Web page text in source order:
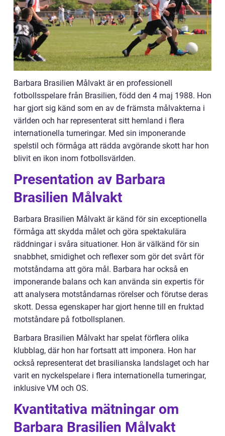
Barbara Brasilien Målvakt är en professionell
fotbollsspelare från Brasilien, född den 4 maj 1988. Hon
har gjort sig känd som en av de främsta målvakterna i
världen och har representerat sitt hemland i flera
internationella turneringar. Med sin imponerande
spelstil och förmåga att rädda avgörande skott har hon
blivit en ikon inom fotbollsvärlden.
Presentation av Barbara
Brasilien Målvakt
Barbara Brasilien Målvakt är känd för sin exceptionella
förmåga att skydda målet och göra spektakulära
räddningar i svåra situationer. Hon är välkänd för sin
snabbhet, smidighet och reflexer som gör det svårt för
motståndarna att göra mål. Barbara har också en
imponerande balans och kan använda sin expertis för
att analysera motståndarnas rörelser och förutse deras
skott. Dessa egenskaper har gjort henne till en fruktad
motståndare på fotbollsplanen.
Barbara Brasilien Målvakt har spelat förflera olika
klubblag, där hon har fortsatt att imponera. Hon har
också representerat det brasilianska landslaget och har
varit en nyckelspelare i flera internationella turneringar,
inklusive VM och OS.
Kvantitativa mätningar om
Barbara Brasilien Målvakt